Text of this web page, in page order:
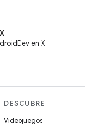
X
en X
DESCUBRE
Videojuegos